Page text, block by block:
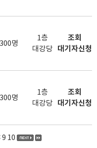
300명
1층
대강당
조회
대기자신청
300명
1층
대강당
조회
대기자신청
9 10